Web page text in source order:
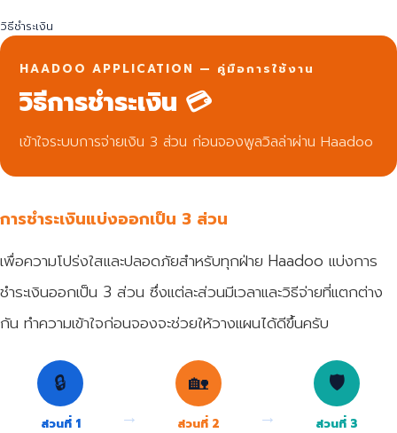
วิธีชำระเงิน
HAADOO APPLICATION — คู่มือการใช้งาน
วิธีการชำระเงิน 💳
เข้าใจระบบการจ่ายเงิน 3 ส่วน ก่อนจองพูลวิลล่าผ่าน Haadoo
การชำระเงินแบ่งออกเป็น 3 ส่วน
เพื่อความโปร่งใสและปลอดภัยสำหรับทุกฝ่าย Haadoo แบ่งการ
ชำระเงินออกเป็น 3 ส่วน ซึ่งแต่ละส่วนมีเวลาและวิธีจ่ายที่แตกต่าง
กัน ทำความเข้าใจก่อนจองจะช่วยให้วางแผนได้ดีขึ้นครับ
🔒
ส่วนที่ 1 →
🏡
ส่วนที่ 2 →
🛡️
ส่วนที่ 3